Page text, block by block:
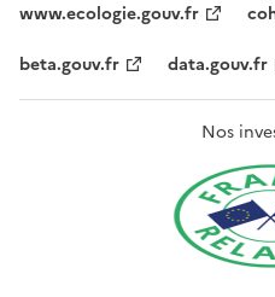
www.ecologie.gouv.fr
beta.gouv.fr
data.gouv.fr
Nos